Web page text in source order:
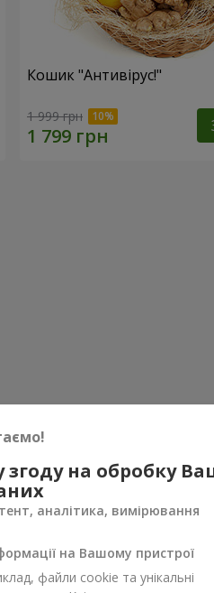
Кошик "Антивірус!"
1 999 грн
згоду на обробку
аналітика, вимірювання
на Вашому пристрої
файли cookie та унікальні